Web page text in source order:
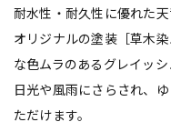
耐水性・耐久性に優れた
オリジナルの塗装［草木
な色ムラのあるグレイッ
日光や風雨にさらされ、
ただけます。